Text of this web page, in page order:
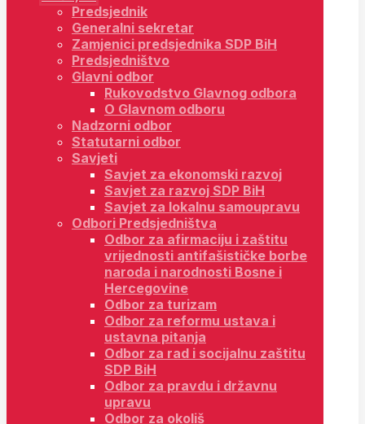
Predsjednik
Generalni sekretar
Zamjenici predsjednika SDP BiH
Predsjedništvo
Glavni odbor
Rukovodstvo Glavnog odbora
O Glavnom odboru
Nadzorni odbor
Statutarni odbor
Savjeti
Savjet za ekonomski razvoj
Savjet za razvoj SDP BiH
Savjet za lokalnu samoupravu
Odbori Predsjedništva
Odbor za afirmaciju i zaštitu
vrijednosti antifašističke borbe
naroda i narodnosti Bosne i
Hercegovine
Odbor za turizam
Odbor za reformu ustava i
ustavna pitanja
Odbor za rad i socijalnu zaštitu
SDP BiH
Odbor za pravdu i državnu
upravu
Odbor za okoliš